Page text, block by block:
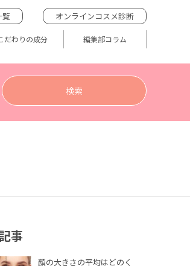
覧 オンラインコスメ診断
だわりの成分 編集部コラム
事
顔の大きさの平均はどのく